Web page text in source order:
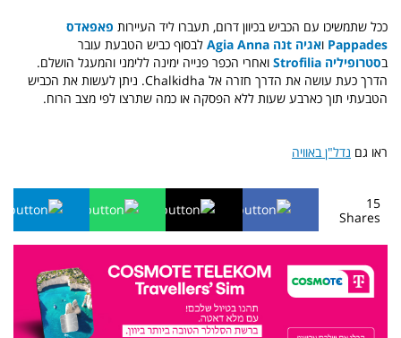
ככל שתמשיכו עם הכביש בכיוון דרום, תעברו ליד העיירות פאפאדס
Pappades ואגיה tנה Agia Anna
לבסוף כביש הטבעת עובר
בסטרופיליה Strofilia
ואחרי הכפר פנייה ימינה ללימני והמעגל הושלם.
הדרך כעת עושה את הדרך חזרה אל Chalkidha. ניתן לעשות את הכביש
הטבעתי תוך כארבע שעות ללא הפסקה או כמה שתרצו לפי מצב הרוח.
ראו גם נדל"ן באוויה
15
Shares